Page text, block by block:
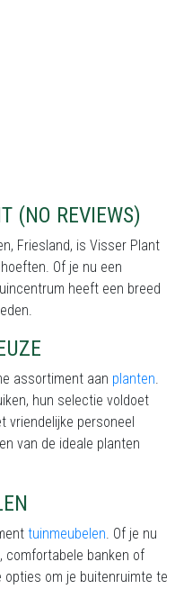
(NO REVIEWS)
Friesland, is Visser Plant
Of je nu een
heeft een breed
assortiment aan planten.
hun selectie voldoet
vriendelijke personeel
van de ideale planten
tuinmeubelen. Of je nu
comfortabele banken of
om je buitenruimte te